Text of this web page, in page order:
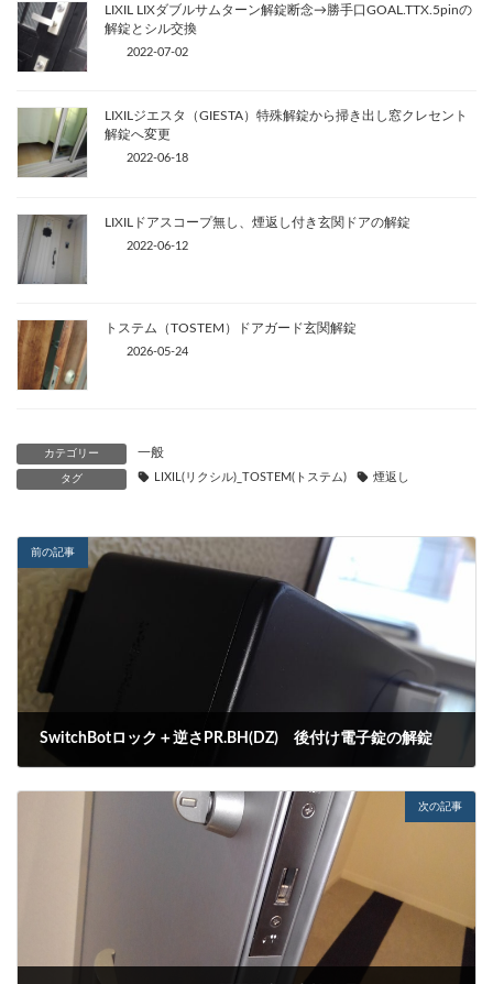
LIXIL LIXダブルサムターン解錠断念→勝手口GOAL.TTX.5pinの
解錠とシル交換
2022-07-02
LIXILジエスタ（GIESTA）特殊解錠から掃き出し窓クレセント
解錠へ変更
2022-06-18
LIXILドアスコープ無し、煙返し付き玄関ドアの解錠
2022-06-12
トステム（TOSTEM）ドアガード玄関解錠
2026-05-24
カテゴリー 一般
タグ LIXIL(リクシル)_TOSTEM(トステム) 煙返し
前の記事
SwitchBotロック＋逆さPR.BH(DZ) 後付け電子錠の解錠
次の記事